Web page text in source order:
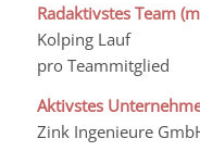
Radaktivstes Team
Kolping
pro Teammitglied
Aktivstes
Zink